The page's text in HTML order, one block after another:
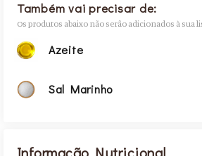
Também vai precisar de:
Os produtos abaixo não serão adicionados à sua
Azeite
Sal Marinho
Informação Nutricional